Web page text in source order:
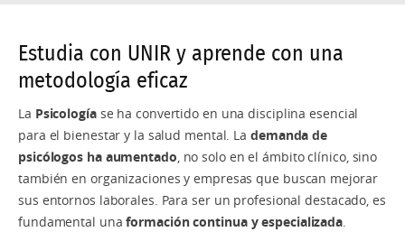
Estudia con UNIR y aprende con una
metodología eficaz
La Psicologíase ha convertido en una disciplina esencial
para el bienestar y la salud mental. La demanda de
psicólogos ha aumentado, no solo en el ámbito clínico, sino
también en organizaciones y empresas que buscan mejorar
sus entornos laborales. Para ser un profesional destacado, es
fundamental unaformación continua y especializada.